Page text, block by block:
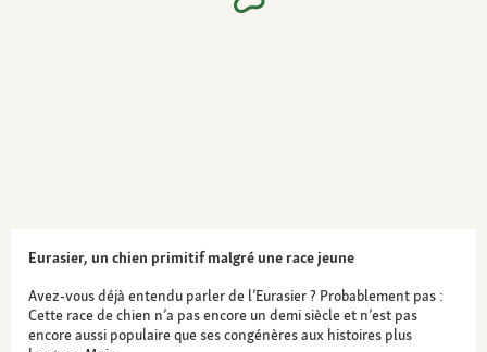
Eurasier, un chien primitif malgré une race jeune
Avez-vous déjà entendu parler de l’Eurasier ? Probablement pas :
Cette race de chien n’a pas encore un demi siècle et n’est pas
encore aussi populaire que ses congénères aux histoires plus